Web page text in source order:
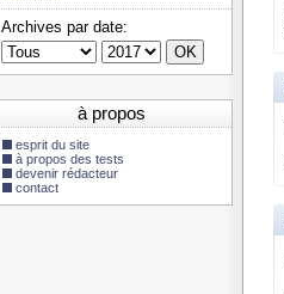
Archives par date:
à propos
esprit du site
à propos des tests
devenir rédacteur
contact